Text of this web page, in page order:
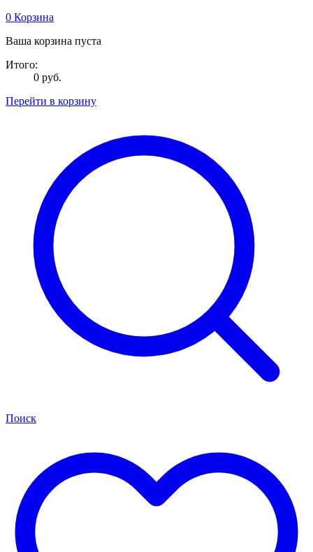
0 Корзина
Ваша корзина пуста
Итого:
0 руб.
Перейти в корзину
Поиск